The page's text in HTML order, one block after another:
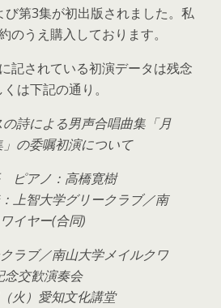
び第3集が初出版されました。私
のうえ購入しております。
記されている初演データは残念
は下記の通り。
詩による男声合唱曲集「月
の委嘱初演について
ピアノ：高橋寛樹
上智大学グリークラブ／南
イヤー(合同)
ラブ／南山大学メイルクワ
念交歓演奏会
火）愛知文化講堂